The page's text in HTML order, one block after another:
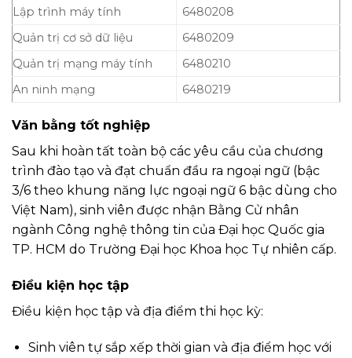
Lập trình máy tính
6480208
Quản trị cơ sở dữ liệu
6480209
Quản trị mạng máy tính
6480210
An ninh mạng
6480219
Văn bằng tốt nghiệp
Sau khi hoàn tất toàn bộ các yêu cầu của chương
trình đào tạo và đạt chuẩn đầu ra ngoại ngữ (bậc
3/6 theo khung năng lực ngoại ngữ 6 bậc dùng cho
Việt Nam), sinh viên được nhận Bằng Cử nhân
ngành Công nghệ thông tin của Đại học Quốc gia
TP. HCM do Trường Đại học Khoa học Tự nhiên cấp.
Điều kiện học tập
Điều kiện học tập và địa điểm thi học kỳ:
Sinh viên tự sắp xếp thời gian và địa điểm học với